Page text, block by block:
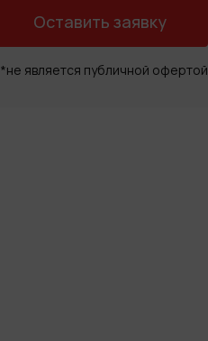
Оставить заявку
*не является публичной офертой